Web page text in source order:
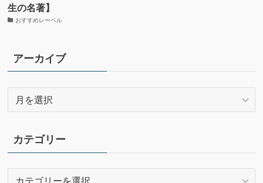
生の名著】
おすすめレーベル
アーカイブ
イ
ブ
カテゴリー